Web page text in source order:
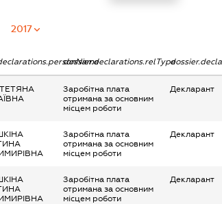
2017
dossier.declarations.relType
Заробітна плата
отримана за основним
місцем роботи
Декларант
Заробітна плата
отримана за основним
місцем роботи
Декларант
Заробітна плата
отримана за основним
місцем роботи
Декларант